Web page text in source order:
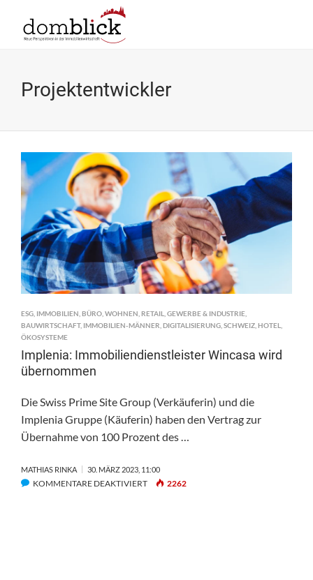
Projektentwickler
ESG IMMOBILIEN BÜRO WOHNEN RETAIL GEWERBE & INDUSTRIE
BAUWIRTSCHAFT, IMMOBILIEN-MÄNNER DIGITALISIERUNG SCHWEIZ HOTEL
ÖKOSYSTEME
Implenia: Immobiliendienstleister Wincasa wird
übernommen
Die Swiss Prime Site Group (Verkäuferin) und die
Implenia Gruppe (Käuferin) haben den Vertrag zur
Übernahme von 100 Prozent des …
MATHIAS RINKA 30. MÄRZ 2023, 11:00
KOMMENTARE DEAKTIVIERTFÜR 2262